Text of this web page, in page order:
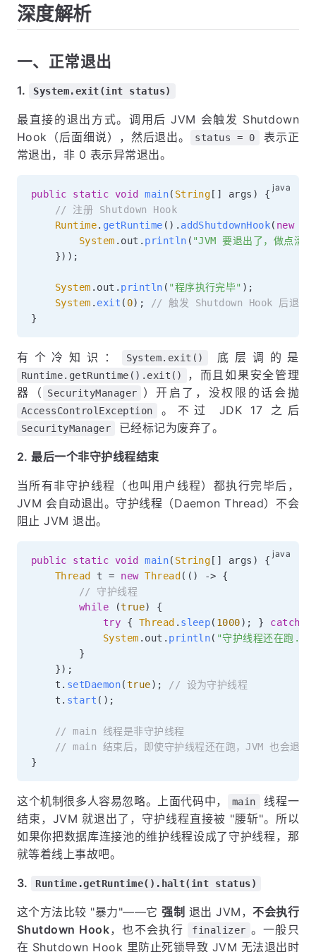
深度解析
一、正常退出
1. System.exit(int status)
最直接的退出方式。调用后 JVM 会触发 Shutdown
Hook（后面细说），然后退出。
status = 0
表示正
常退出，非 0 表示异常退出。
public static void main( String [ ] args )
{
// 注册 Shutdown Hook
Runtime. getRuntime ( ) . addShutdownHook( new
System . out . println ( "JVM 要退出了，做点清
}) ) ;
System . out . println ( "程序执行完毕" ) ;
System . exit ( 0) ;
// 触发 Shutdown Hook 后退出
}
有个冷知识： System.exit() 底层调的是
Runtime.getRuntime().exit()
，而且如果安全管理
器（
SecurityManager ）开启了，没权限的话会抛
AccessControlException 。不过 JDK 17 之后
SecurityManager 已经标记为废弃了。
2. 最后一个非守护线程结束
当所有非守护线程（也叫用户线程）都执行完毕后，
JVM 会自动退出。守护线程（Daemon Thread）不会
阻止 JVM 退出。
public static void main( String [ ] args )
{
Thread
t = new Thread ( ( ) ->
{
// 守护线程
while
(true)
{
try
{ Thread . sleep( 1000) ; } catch
System . out . println( "守护线程还在跑
}
}) ;
    t
. setDaemon(true) ;
// 设为守护线程
    t
. start ( ) ;
// main 线程是非守护线程
// main 结束后，即使守护线程还在跑，JVM 也会退出
}
这个机制很多人容易忽略。上面代码中， main
线程一
结束，JVM 就退出了，守护线程直接被 "腰斩"。所以
如果你把数据库连接池的维护线程设成了守护线程，那
就等着线上事故吧。
3. Runtime.getRuntime().halt(int status)
这个方法比较 "暴力"——它强制 退出 JVM，不会执行
Shutdown Hook，也不会执行 finalizer 。一般只
在 Shutdown Hook 里防止死锁导致 JVM 无法退出时